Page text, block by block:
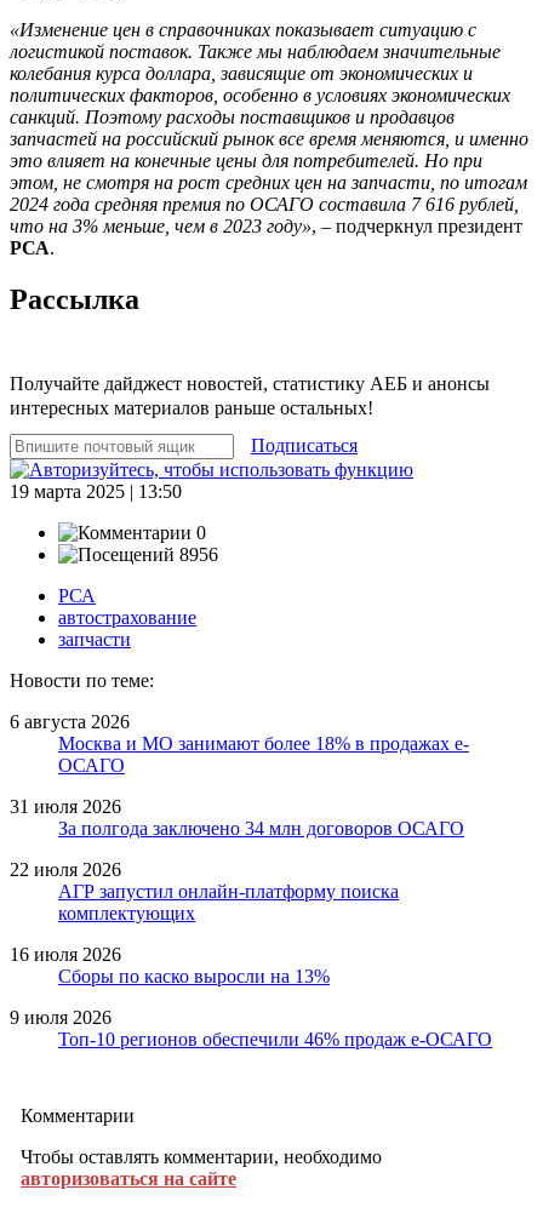
«Изменение цен в справочниках показывает ситуацию с
логистикой поставок. Также мы наблюдаем значительные
колебания курса доллара, зависящие от экономических и
политических факторов, особенно в условиях экономических
санкций. Поэтому расходы поставщиков и продавцов
запчастей на российский рынок все время меняются, и именно
это влияет на конечные цены для потребителей. Но при
этом, не смотря на рост средних цен на запчасти, по итогам
2024 года средняя премия по ОСАГО составила 7 616 рублей,
что на 3% меньше, чем в 2023 году», – подчеркнул президент
РСА.
Рассылка
Получайте дайджест новостей, статистику АЕБ и анонсы
интересных материалов раньше остальных!
Подписаться
19 марта 2025 | 13:50
0
8956
РСА
автострахование
запчасти
Новости по теме:
6 августа 2026
Москва и МО занимают более 18% в продажах е-
ОСАГО
31 июля 2026
За полгода заключено 34 млн договоров ОСАГО
22 июля 2026
АГР запустил онлайн-платформу поиска
комплектующих
16 июля 2026
Сборы по каско выросли на 13%
9 июля 2026
Топ-10 регионов обеспечили 46% продаж е-ОСАГО
Комментарии
Чтобы оставлять комментарии, необходимо
авторизоваться на сайте